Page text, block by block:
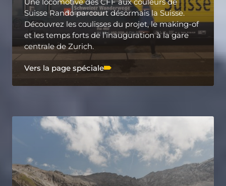
Suisse Rando parcourt désormais la Suisse.
Découvrez les coulisses du projet, le making-of
et les temps forts de l’inauguration à la gare
centrale de Zurich.
Vers la page spéciale